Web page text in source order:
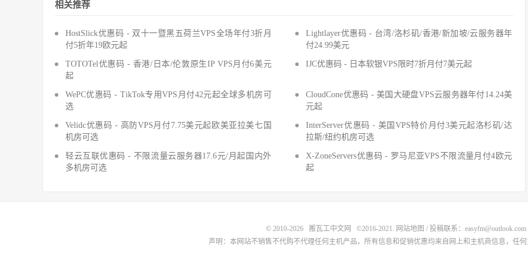
相关推荐
HostSlick优惠码 - 双十一暨黑五荷兰VPS全场年付3折月
付5折年19欧元起
Lightlayer优惠码 - 台湾/洛杉矶/香港/新加坡/云服务器年
付24.99美元
TOTOTel优惠码 - 香港/日本/伦敦原生IP VPS月付6美元
起
IJC优惠码 - 日本软银VPS限时7折月付7美元起
WePC优惠码 - TikTok专用VPS月付42元起全球多机房可
选
CloudCone优惠码 - 美国大硬盘VPS云服务器年付14.24美
元起
Velidc优惠码 - 高防VPS月付7.75美元起欧美亚拉美七国
机房可选
InterServer优惠码 - 美国VPS特价月付3美元起洛杉矶/达
拉斯/纽约机房可选
轻云互联优惠码 - 不限流量云服务器17.6元/月起国内外
多机房可选
X-ZoneServers优惠码 - 罗马尼亚VPS不限流量月付4欧元
起
© 2010-2026 搬瓦工中文网 ©2016-2021. 网站地图 / 投稿联系：easyfm@outlook.com
声明：本网站不销售不代购不代理任何主机产品，所有信息和促销优惠均来自网上和主机商信息，任